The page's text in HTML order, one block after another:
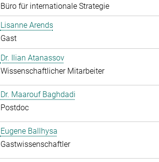
Büro für internationale Strategie
Lisanne Arends
Gast
Dr. Ilian Atanassov
Wissenschaftlicher Mitarbeiter
Dr. Maarouf Baghdadi
Postdoc
Eugene Ballhysa
Gastwissenschaftler